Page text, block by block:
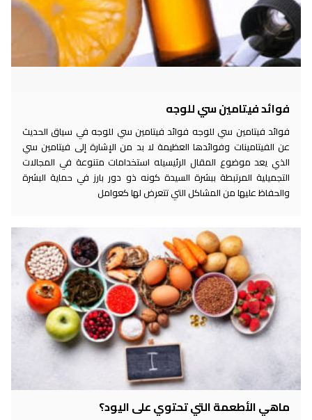
فوائد فيتامين سي للوجه
فوائد فيتامين سي للوجه فوائد فيتامين سي للوجه في سياق الحديث
عن الفيتامينات وفوائدها العظيمة لا بد من الإشارة إلى فيتامين سي
الذي يعد موضوع المقال الرئيسيله استخدامات متنوعة في المجالات
التجميلية المرتبطة ببشرة السيدة كونه ذو دور بارز في حماية البشرة
والحفاظ عليها من المشاكل التي تتعرض لها كعوامل
ماهي الأطعمة التي تحتوي على اليود؟